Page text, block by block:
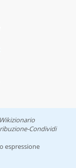
Wikizionario
Condividi
espressione